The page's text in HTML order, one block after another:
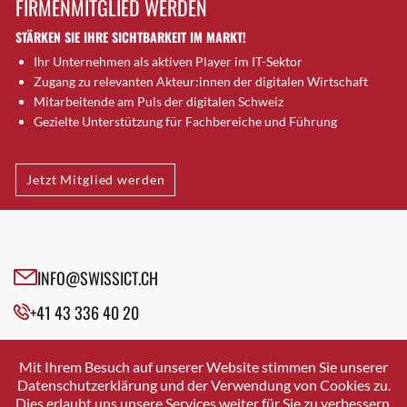
Brugg AG
Brütten
Bubendorf
Bubikon
Buchs (SG)
Bäretswil
Bülach
Cazis
Crissier
Davos Platz
Dierikon
Dietikon
FIRMENMITGLIED WERDEN
STÄRKEN SIE IHRE SICHTBARKEIT IM MARKT!
Ihr Unternehmen als aktiven Player im IT-Sektor
Zugang zu relevanten Akteur:innen der digitalen Wirtschaft
Mitarbeitende am Puls der digitalen Schweiz
Gezielte Unterstützung für Fachbereiche und Führung
Jetzt Mitglied werden
INFO@SWISSICT.CH
+41 43 336 40 20
SWISSICT
VULKANSTRASSE 120
8048 ZURICH
Mit Ihrem Besuch auf unserer Website stimmen Sie unserer
Datenschutzerklärung und der Verwendung von Cookies zu.
Dies erlaubt uns unsere Services weiter für Sie zu verbessern.